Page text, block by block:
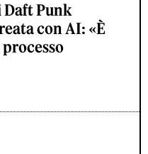
Daft Punk
con AI: «È